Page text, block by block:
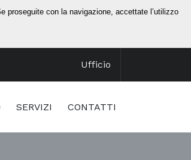
proseguite con la navigazione, accettate l’utilizzo
Ufficio
SERVIZI CONTATTI